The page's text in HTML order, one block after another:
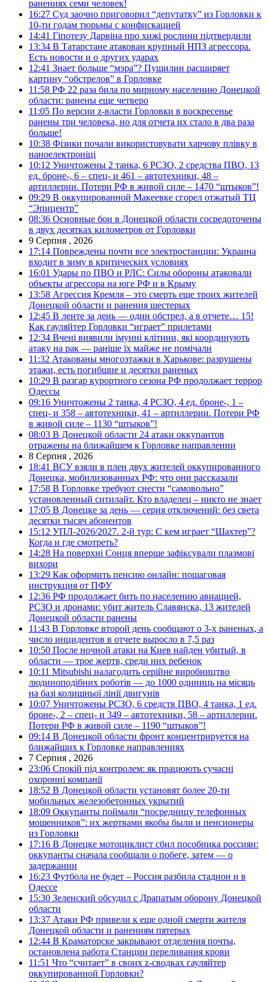
ранениях семи человек!
16:27 Суд заочно приговорил “депутатку” из Горловки к
10-ти годам тюрьмы с конфискацией
14:41 Гіпотезу Дарвіна про хижі рослини підтвердили
13:34 В Татарстане атакован крупный НПЗ агрессора.
Есть новости и о других ударах
12:41 Знает больше “мэра”? Пушилин расширяет
картину “обстрелов” в Горловке
11:58 РФ 22 раза била по мирному населению Донецкой
области: ранены еще четверо
11:05 По версии z-власти Горловки в воскресенье
ранены три человека, но для отчета их стало в два раза
больше!
10:38 Фізики почали використовувати харчову плівку в
наноелектроніці
10:12 Уничтожены 2 танка, 6 РСЗО, 2 средства ПВО, 13
ед. броне-, 6 – спец- и 461 – автотехники, 48 –
артиллерии. Потери РФ в живой силе – 1470 “штыков”!
09:29 В оккупированной Макеевке сгорел отжатый ТЦ
“Эпицентр”
08:36 Основные бои в Донецкой области сосредоточены
в двух десятках километров от Горловки
9 Серпня , 2026
17:14 Повреждены почти все электростанции: Украина
входит в зиму в критических условиях
16:01 Удары по ПВО и РЛС: Силы обороны атаковали
объекты агрессора на юге РФ и в Крыму
13:58 Агрессия Кремля – это смерть еще троих жителей
Донецкой области и ранения шестерых
12:45 В ленте за день — один обстрел, а в отчете… 15!
Как гауляйтер Горловки “играет” прилетами
12:34 Вчені виявили імунні клітини, які координують
атаку на рак — раніше їх майже не помічали
11:32 Атакованы многоэтажки в Харькове: разрушены
этажи, есть погибшие и десятки раненых
10:29 В разгар курортного сезона РФ продолжает террор
Одессы
09:16 Уничтожены 2 танка, 4 РСЗО, 4 ед. броне-, 1 –
спец- и 358 – автотехники, 41 – артиллерии. Потери РФ
в живой силе – 1130 “штыков”!
08:03 В Донецкой области 24 атаки оккупантов
отражены на ближайшем к Горловке направлении
8 Серпня , 2026
18:41 ВСУ взяли в плен двух жителей оккупированного
Донецка, мобилизованных РФ: что они рассказали
17:58 В Горловке требуют снести “самовольно”
установленный ситилайт. Кто владелец – никто не знает
17:05 В Донецке за день — серия отключений: без света
десятки тысяч абонентов
15:12 УПЛ-2026/2027. 2-й тур: С кем играет “Шахтер”?
Когда и где смотреть?
14:28 На поверхні Сонця вперше зафіксували плазмові
вихори
13:29 Как оформить пенсию онлайн: пошаговая
инструкция от ПФУ
12:36 РФ продолжает бить по населению авиацией,
РСЗО и дронами: убит житель Славянска, 13 жителей
Донецкой области ранены
11:43 В Горловке второй день сообщают о 3-х раненых, а
число инцидентов в отчете выросло в 7,5 раз
10:50 После ночной атаки на Киев найден убитый, в
области — трое жертв, среди них ребенок
10:11 Mitsubishi налагодить серійне виробництво
людиноподібних роботів — до 1000 одиниць на місяць
на базі колишньої лінії двигунів
10:07 Уничтожены РСЗО, 6 средств ПВО, 4 танка, 1 ед.
броне-, 2 – спец- и 349 – автотехники, 58 – артиллерии.
Потери РФ в живой силе – 1190 “штыков”!
09:14 В Донецкой области фронт концентрируется на
ближайших к Горловке направлениях
7 Серпня , 2026
23:06 Спокій під контролем: як працюють сучасні
охоронні компанії
18:52 В Донецкой области установят более 20-ти
мобильных железобетонных укрытий
18:09 Оккупанты поймали “посредницу телефонных
мошенников”: их жертвами якобы были и пенсионеры
из Горловки
17:16 В Донецке мотоциклист сбил пособника россиян:
оккупанты сначала сообщали о побеге, затем — о
задержании
16:23 Футбола не будет – Россия разбила стадион и в
Одессе
15:30 Зеленский обсудил с Драпатым оборону Донецкой
области
13:37 Атаки РФ привели к еще одной смерти жителя
Донецкой области и ранениям пятерых
12:44 В Краматорске закрывают отделения почты,
остановлена работа Станции переливания крови
11:51 Что “считает” в своих z-сводках гауляйтер
оккупированной Горловки?